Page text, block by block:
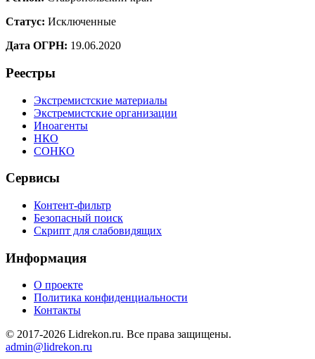
Статус: Исключенные
Дата ОГРН: 19.06.2020
Реестры
Экстремистские материалы
Экстремистские организации
Иноагенты
НКО
СОНКО
Сервисы
Контент-фильтр
Безопасный поиск
Скрипт для слабовидящих
Информация
О проекте
Политика конфиденциальности
Контакты
© 2017-2026 Lidrekon.ru. Все права защищены.
admin@lidrekon.ru